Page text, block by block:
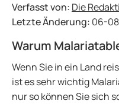
Verfasst von: Die
Letzte Änderung: 06-
Warum
Wenn Sie in ein Land
ist es sehr wichtig
nur so können Sie sich